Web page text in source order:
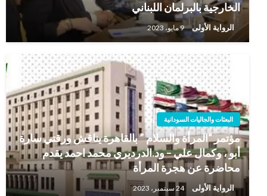
الخارجية بالبرلمان اللبناني
الرواية الأولى 9 مايو، 2023
البعثات والجاليات السودانية
مؤتمر “المرأة والسلام ” بالقاهرة يناقش ورقتي سارة
أبو ، وكمال علي – ود.الدرديري محمد احمد يقدم
محاضرة عن هجرة المرأة
الرواية الأولى 24 سبتمبر، 2023